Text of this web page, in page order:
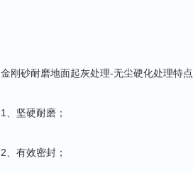
金刚砂耐磨地面起灰处理-无尘硬化处理特点
1、坚硬耐磨；
2、有效密封；